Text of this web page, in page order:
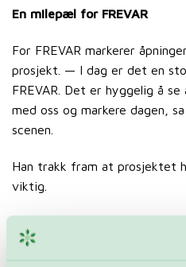
En milepæl for FREVAR
For FREVAR markerer
prosjekt. — I dag er det en
FREVAR. Det er hyggelig å
med oss og markere dagen,
scenen.
Han trakk fram at prosjektet
viktig.
skrekkblandet fryd, på vegne
og Hvaler som skal betale for